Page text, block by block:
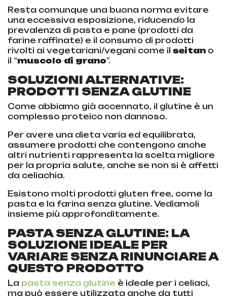
Resta comunque una buona norma evitare
una eccessiva esposizione, riducendo la
prevalenza di pasta e pane (prodotti da
farine raffinate) e il consumo di prodotti
rivolti ai vegetariani/vegani come il seitan o
il “muscolo di grano”.
SOLUZIONI ALTERNATIVE:
PRODOTTI SENZA GLUTINE
Come abbiamo già accennato, il glutine è un
complesso proteico non dannoso.
Per avere una dieta varia ed equilibrata,
assumere prodotti che contengono anche
altri nutrienti rappresenta la scelta migliore
per la propria salute, anche se non si è affetti
da celiachia.
Esistono molti prodotti gluten free, come la
pasta e la farina senza glutine. Vediamoli
insieme più approfonditamente.
PASTA SENZA GLUTINE: LA
SOLUZIONE IDEALE PER
VARIARE SENZA RINUNCIARE A
QUESTO PRODOTTO
La pasta senza glutine è ideale per i celiaci,
ma può essere utilizzata anche da tutti